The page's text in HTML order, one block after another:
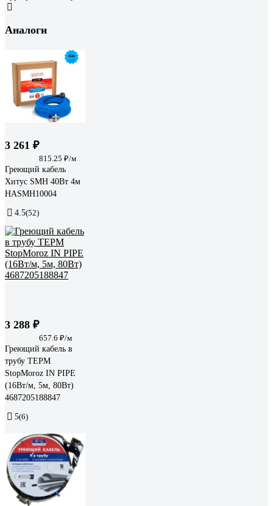
Аналоги
3 261 ₽
815.25 ₽/м
Греющий кабель
Хитус SMH 40Вт 4м
HASMH10004
4.5(52)
3 288 ₽
657.6 ₽/м
Греющий кабель в
трубу ТЕРМ
StopMoroz IN PIPE
(16Вт/м, 5м, 80Вт)
4687205188847
5(6)